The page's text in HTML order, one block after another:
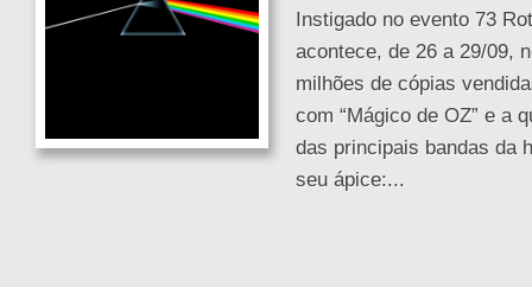
Instigado no evento 73
acontece, de 26 a 29/09,
milhões de cópias
com “Mágico de OZ” e a
das principais bandas da
seu ápice:...